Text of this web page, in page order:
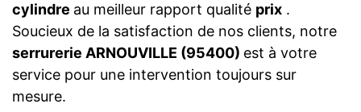
cylindre au meilleur rapport qualité prix .
Soucieux de la satisfaction de nos clients, notre
serrurerie ARNOUVILLE (95400) est à votre
service pour une intervention toujours sur
mesure.